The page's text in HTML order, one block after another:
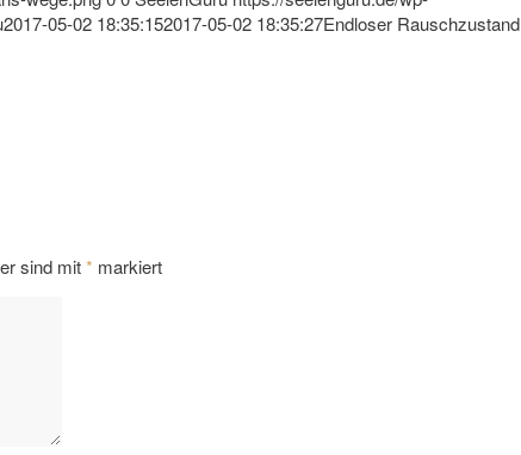
2017-05-02 18:35:152017-05-02 18:35:27Endloser Rauschzustand
sind mit* markiert